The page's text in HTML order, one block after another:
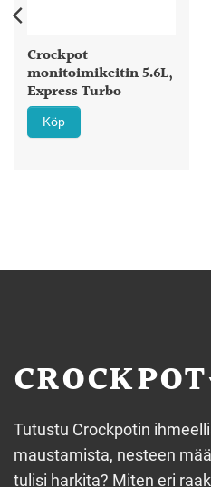
Crockpot
monitoimikeitin 5.6L,
Express Turbo
Köp
Tutustu Crockpotin
maustamista, nesteen
tulisi harkita? Miten eri